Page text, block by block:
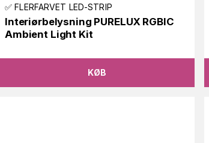
✅ FLERFARVET LED-STRIP
Interiørbelysning PURELUX RGBIC
Ambient Light Kit
KØB